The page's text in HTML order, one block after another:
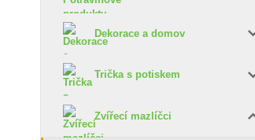
Dekorace a domov
Trička s potiskem
Zvířecí mazlíčci